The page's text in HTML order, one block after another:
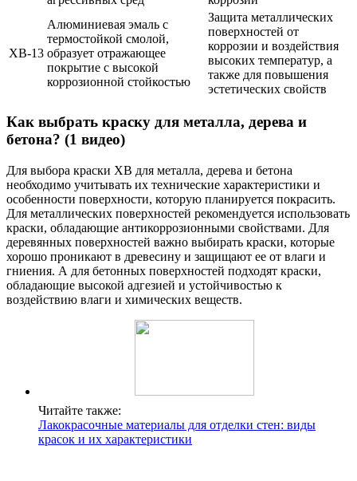
ХВ-13
Алюминиевая эмаль с
термостойкой смолой,
образует отражающее
покрытие с высокой
коррозионной стойкостью
Защита металлических
поверхностей от
коррозии и воздействия
высоких температур, а
также для повышения
эстетических свойств
Как выбрать краску для металла, дерева и
бетона? (1 видео)
Для выбора краски ХВ для металла, дерева и бетона
необходимо учитывать их технические характеристики и
особенности поверхности, которую планируется покрасить.
Для металлических поверхностей рекомендуется использовать
краски, обладающие антикоррозионными свойствами. Для
деревянных поверхностей важно выбирать краски, которые
хорошо проникают в древесину и защищают ее от влаги и
гниения. А для бетонных поверхностей подходят краски,
обладающие высокой адгезией и устойчивостью к
воздействию влаги и химических веществ.
Читайте также:
Лакокрасочные материалы для отделки стен: виды
красок и их характеристики